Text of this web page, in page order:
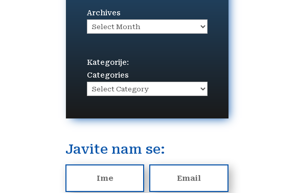
Archives
Kategorije:
Categories
Javite nam se: